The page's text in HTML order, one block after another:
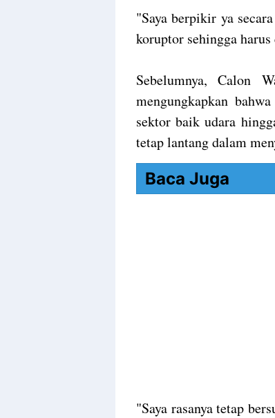
"Saya berpikir ya
koruptor sehingga
Sebelumnya, Calon
mengungkapkan
sektor baik udara
tetap lantang dalam
Baca Juga
"Saya rasanya tetap